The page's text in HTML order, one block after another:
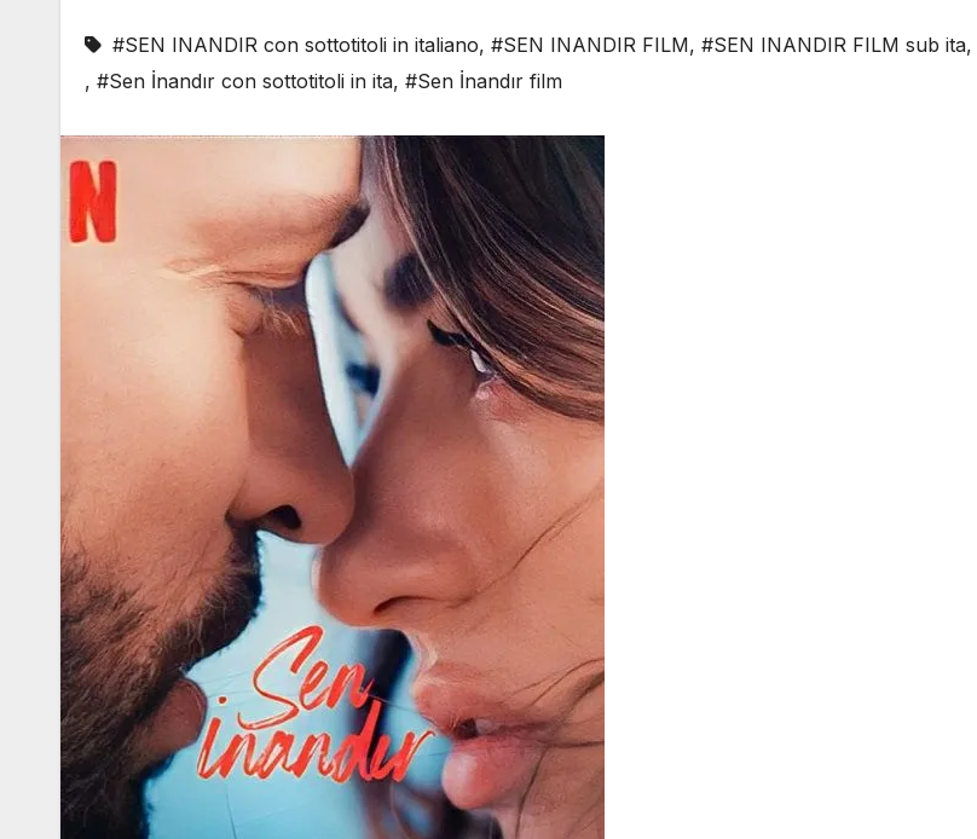
#SEN INANDIR con sottotitoli in italiano, #SEN INANDIR FILM, #SEN INANDIR FILM sub ita,
, #Sen İnandır con sottotitoli in ita, #Sen İnandır film